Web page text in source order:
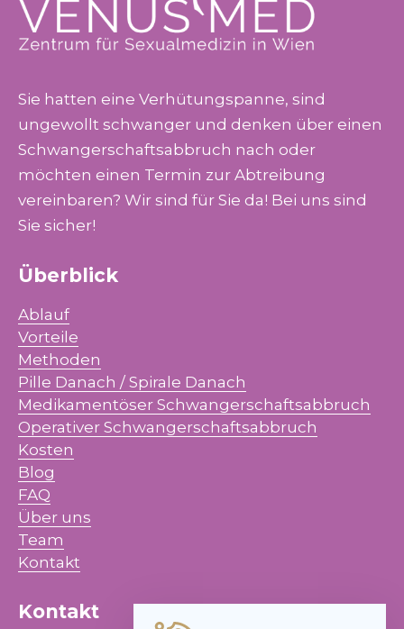
Sie hatten eine Verhütungs­panne, sind
ungewollt schwanger und denken über einen
Schwanger­schafts­abbruch nach oder
möchten einen Termin zur Abtreibung
vereinbaren? Wir sind für Sie da! Bei uns sind
Sie sicher!
Überblick
Ablauf
Vorteile
Methoden
Pille Danach / Spirale Danach
Medikamentöser Schwangerschaftsabbruch
Operativer Schwangerschaftsabbruch
Kosten
Blog
FAQ
Über uns
Team
Kontakt
Kontakt